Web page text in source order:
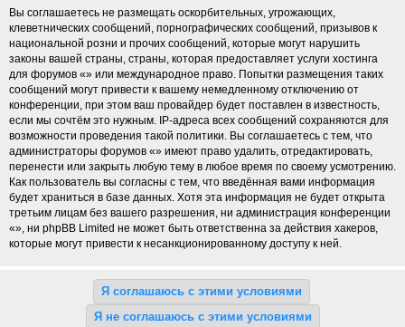
Вы соглашаетесь не размещать оскорбительных, угрожающих,
клеветнических сообщений, порнографических сообщений, призывов к
национальной розни и прочих сообщений, которые могут нарушить
законы вашей страны, страны, которая предоставляет услуги хостинга
для форумов «» или международное право. Попытки размещения таких
сообщений могут привести к вашему немедленному отключению от
конференции, при этом ваш провайдер будет поставлен в известность,
если мы сочтём это нужным. IP-адреса всех сообщений сохраняются для
возможности проведения такой политики. Вы соглашаетесь с тем, что
администраторы форумов «» имеют право удалить, отредактировать,
перенести или закрыть любую тему в любое время по своему усмотрению.
Как пользователь вы согласны с тем, что введённая вами информация
будет храниться в базе данных. Хотя эта информация не будет открыта
третьим лицам без вашего разрешения, ни администрация конференции
«», ни phpBB Limited не может быть ответственна за действия хакеров,
которые могут привести к несанкционированному доступу к ней.